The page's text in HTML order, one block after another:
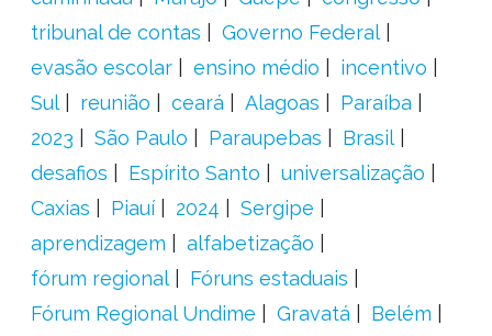
tribunal de contas
Governo Federal
evasão escolar
ensino médio
incentivo
Sul
reunião ceará Alagoas
Paraíba
2023
São Paulo Paraupebas
Brasil
desafios
Espírito Santo
universalização
Caxias
Piauí 2024
Sergipe
aprendizagem
alfabetização
fórum regional
Fóruns estaduais
Fórum Regional Undime
Gravatá
Belém